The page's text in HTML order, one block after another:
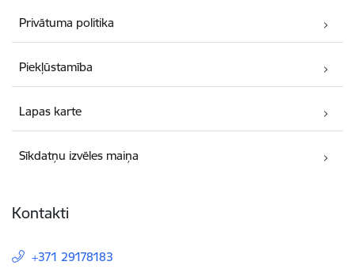
Privātuma politika
Piekļūstamība
Lapas karte
Sīkdatņu izvēles maiņa
Kontakti
+371 29178183